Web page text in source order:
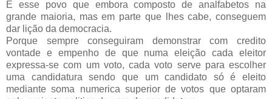
É esse povo que embora composto de analfabetos na
grande maioria, mas em parte que lhes cabe, conseguem
dar lição da democracia.
Porque sempre conseguiram demonstrar com credito
vontade e empenho de que numa eleição cada eleitor
expressa-se com um voto, cada voto serve para escolher
uma candidatura sendo que um candidato só é eleito
mediante soma numerica superior de votos que optaram